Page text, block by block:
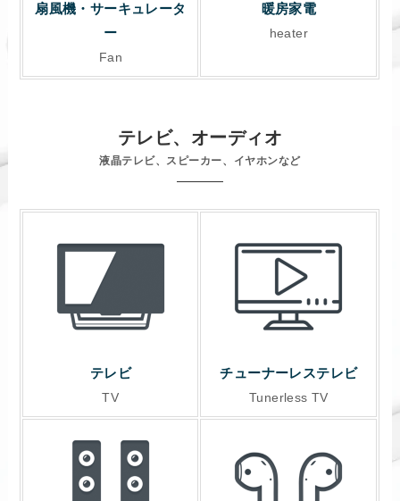
扇風機・サーキュレータ
ー
Fan
暖房家電
heater
テレビ、オーディオ
液晶テレビ、スピーカー、イヤホンなど
テレビ
TV
チューナーレステレビ
Tunerless TV